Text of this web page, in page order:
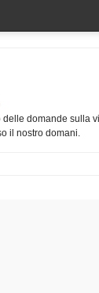
delle domande
il nostro domani.